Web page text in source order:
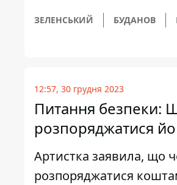
ЗЕЛЕНСЬКИЙ БУДАНОВ
12:57, 30 грудня 2023
Питання безпеки:
розпоряджатися
Артистка заявила, що
розпоряджатися